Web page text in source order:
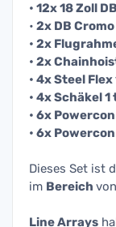
• 12x 18 Zoll
• 2x DB
• 2x
• 2x
• 4x Steel Flex
• 4x Schäkel 1
• 6x
• 6x
Dieses Set ist
im Bereich von
Line Arrays